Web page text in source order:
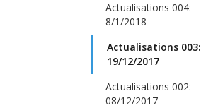
Actualisations 004:
8/1/2018
Actualisations 003:
19/12/2017
Actualisations 002:
08/12/2017